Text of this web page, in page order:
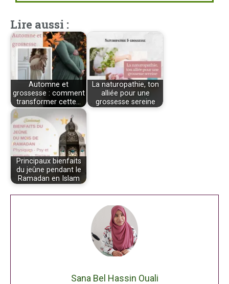
Lire aussi :
Automne et
grossesse : comment
transformer cette…
La naturopathie, ton
alliée pour une
grossesse sereine
Principaux bienfaits
du jeûne pendant le
Ramadan en Islam
Sana Bel Hassin Ouali